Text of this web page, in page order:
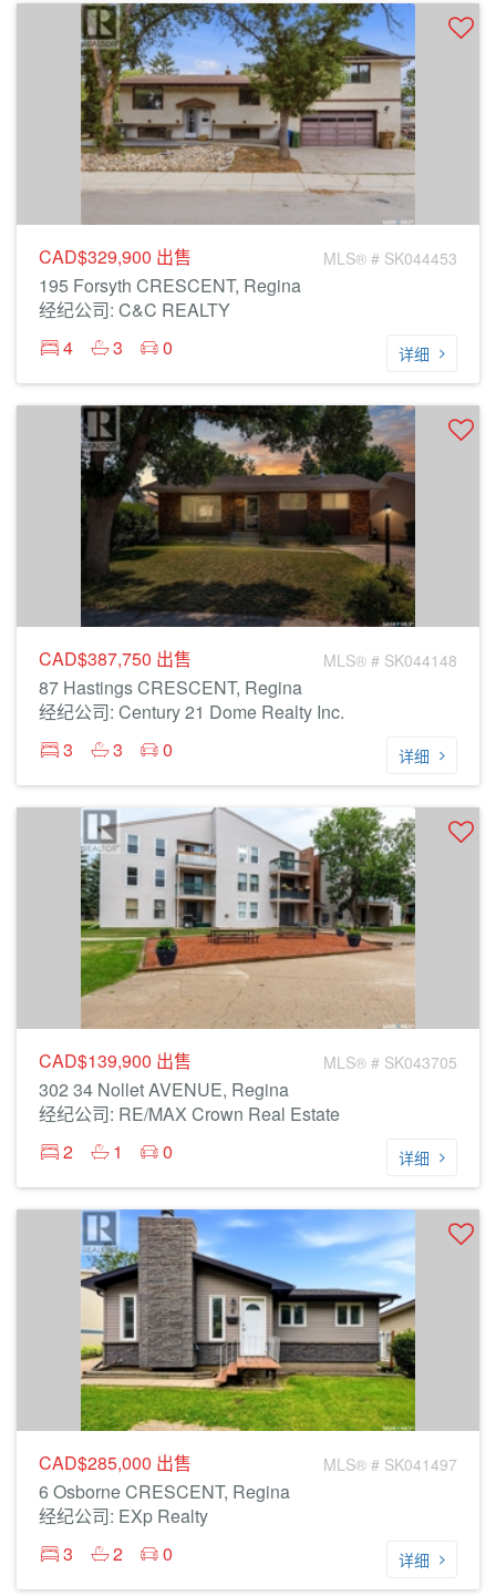
CAD$329,900 出售 MLS® # SK044453
195 Forsyth CRESCENT, Regina
经纪公司: C&C REALTY
4
3 0 详细
CAD$387,750 出售 MLS® # SK044148
87 Hastings CRESCENT, Regina
经纪公司: Century 21 Dome Realty Inc.
3
3 0 详细
CAD$139,900 出售 MLS® # SK043705
302 34 Nollet AVENUE, Regina
经纪公司: RE/MAX Crown Real Estate
2
1 0 详细
CAD$285,000 出售 MLS® # SK041497
6 Osborne CRESCENT, Regina
经纪公司: EXp Realty
3
2 0 详细